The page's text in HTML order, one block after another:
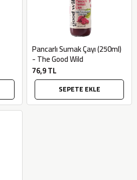
Pancarlı Sumak Çayı (250ml)
- The Good Wild
76,9 TL
SEPETE EKLE